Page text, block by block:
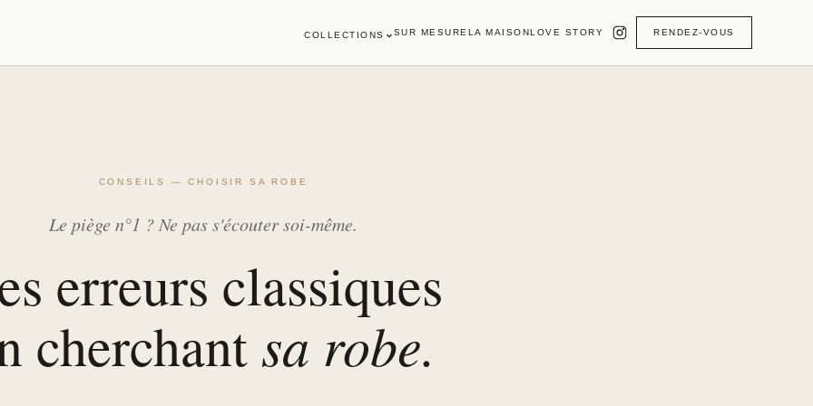
COLLECTIONS SUR MESURE LA MAISONLOVE STORY RENDEZ-VOUS
CONSEILS — CHOISIR SA ROBE
Le piège n°1 ? Ne pas s'écouter soi-même.
erreurs classiques
cherchant sa robe.